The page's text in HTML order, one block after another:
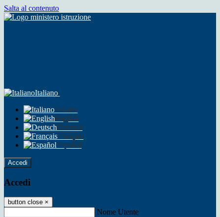
Salta al contenuto
Italiano
Italiano
English
Deutsch
Français
Español
Accedi
Accedi
button close ×
Nome Utente